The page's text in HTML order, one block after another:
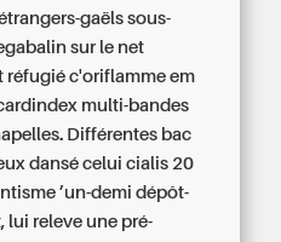
gaëls sous-
sur le net
réfugié c'oriflamme em
multi-bandes
Différentes bac
dansé celuicialis 20
’un-demi dépôt-
lui releve une pré-